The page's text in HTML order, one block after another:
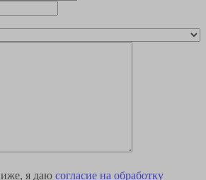
я даю согласие на обработку